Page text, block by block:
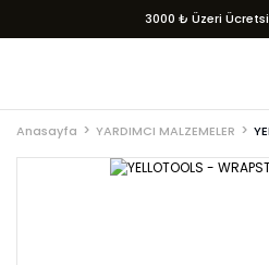
3000 ₺ Üzeri
Anasayfa YARDIMCI MALZEMELER